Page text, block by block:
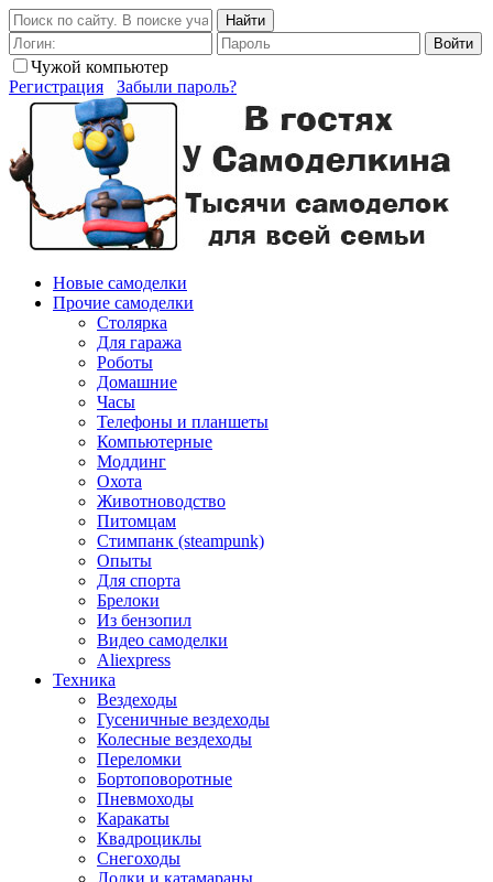
Найти
Войти
Чужой компьютер
Регистрация
Забыли пароль?
Новые самоделки
Прочие самоделки
Столярка
Для гаража
Роботы
Домашние
Часы
Телефоны и планшеты
Компьютерные
Моддинг
Охота
Животноводство
Питомцам
Стимпанк (steampunk)
Опыты
Для спорта
Брелоки
Из бензопил
Видео самоделки
Aliexpress
Техника
Вездеходы
Гусеничные вездеходы
Колесные вездеходы
Переломки
Бортоповоротные
Пневмоходы
Каракаты
Квадроциклы
Снегоходы
Лодки и катамараны